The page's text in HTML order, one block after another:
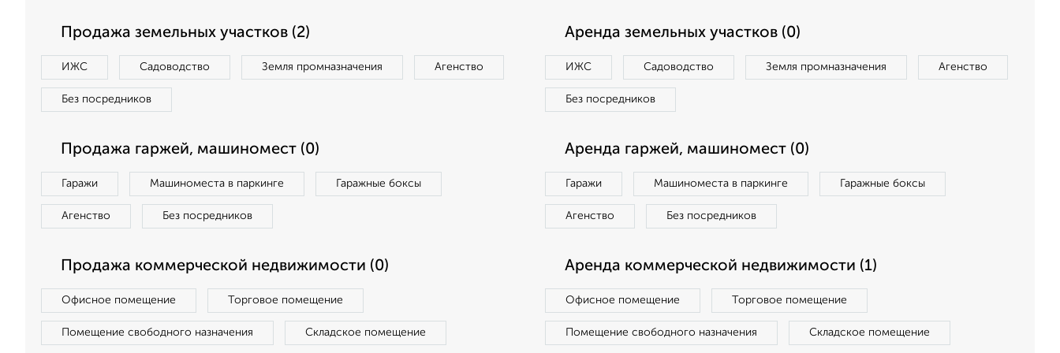
Продажа земельных участков (2)
ИЖС Садоводство Земля промназначения Агенство
Без посредников
Аренда земельных участков (0)
ИЖС Садоводство Земля промназначения Агенство
Без посредников
Продажа гаржей, машиномест (0)
Гаражи Машиноместа в паркинге Гаражные боксы
Агенство Без посредников
Аренда гаржей, машиномест (0)
Гаражи Машиноместа в паркинге Гаражные боксы
Агенство Без посредников
Продажа коммерческой недвижимости (0)
Офисное помещение Торговое помещение
Помещение свободного назначения Складское помещение
Аренда коммерческой недвижимости (1)
Офисное помещение Торговое помещение
Помещение свободного назначения Складское помещение